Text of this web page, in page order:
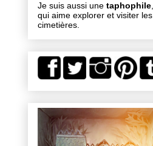
Je suis aussi une taphophile
qui aime explorer et visiter les
cimetières.